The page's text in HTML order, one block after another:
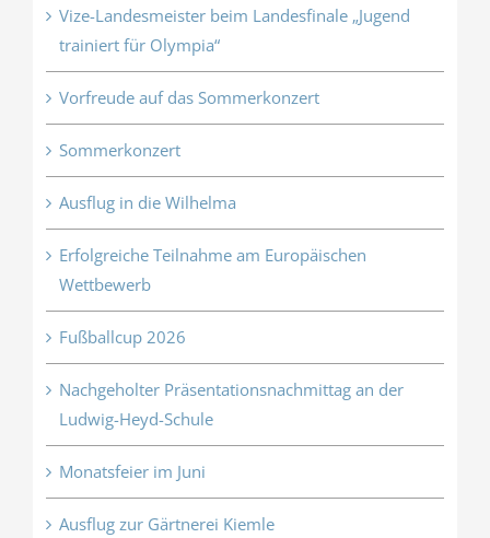
Vize-Landesmeister beim Landesfinale „Jugend
trainiert für Olympia“
Vorfreude auf das Sommerkonzert
Sommerkonzert
Ausflug in die Wilhelma
Erfolgreiche Teilnahme am Europäischen
Wettbewerb
Fußballcup 2026
Nachgeholter Präsentationsnachmittag an der
Ludwig-Heyd-Schule
Monatsfeier im Juni
Ausflug zur Gärtnerei Kiemle